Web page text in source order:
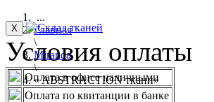
...
Главная
\
Miranda
\
« ABSTRACTION ткани»
X
Условия оплаты
Оплата в офисе наличными
Оплата по квитанции в банке